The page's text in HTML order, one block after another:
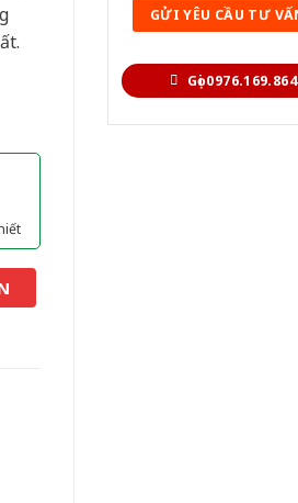
Gọi 0976.169.864